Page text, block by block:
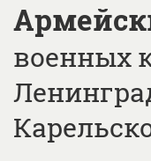
военных